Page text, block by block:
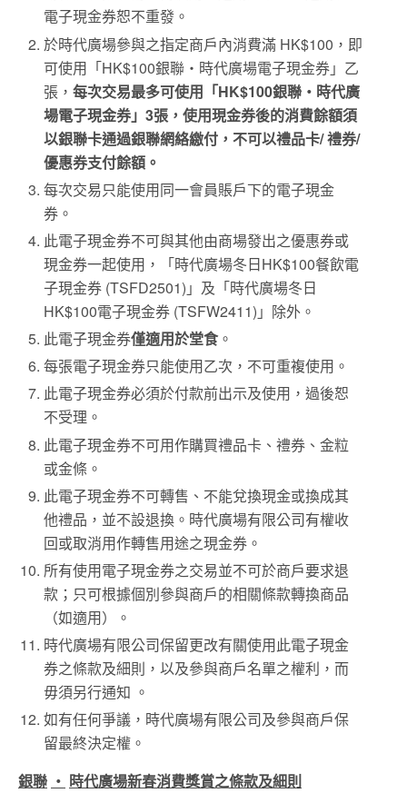
電子現金券恕不重發。
於時代廣場參與之指定商戶內消費滿 HK$100，即
可使用「HK$100銀聯‧時代廣場電子現金券」乙
張，每次交易最多可使用「HK$100銀聯‧時代廣
場電子現金券」3張，使用現金券後的消費餘額須
以銀聯卡通過銀聯網絡繳付 ，不可以禮品卡/禮券/
優惠券支付餘額。
每次交易只能使用同一會員賬戶下的電子現金
券。
此電子現金券不可與其他由商場發出之優惠券或
現金券一起使用，「時代廣場冬日HK$100餐飲電
子現金券 (TSFD2501)」及「時代廣場冬日
HK$100電子現金券 (TSFW2411)」除外。
此電子現金券僅適用於堂食。
每張電子現金券只能使用乙次，不可重複使用。
此電子現金券必須於付款前出示及使用，過後恕
不受理。
此電子現金券不可用作購買禮品卡、禮券、金粒
或金條。
此電子現金券不可轉售、不能兌換現金或換成其
他禮品，並不設退換。時代廣場有限公司有權收
回或取消用作轉售用途之現金券。
所有使用電子現金券之交易並不可於商戶要求退
款；只可根據個別參與商戶的相關條款轉換商品
（如適用）。
時代廣場有限公司保留更改有關使用此電子現金
券之條款及細則，以及參與商戶名單之權利，而
毋須另行通知 。
如有任何爭議，時代廣場有限公司及參與商戶保
留最終決定權。
銀聯 ‧ 時代廣場新春消費獎賞之條款及細則